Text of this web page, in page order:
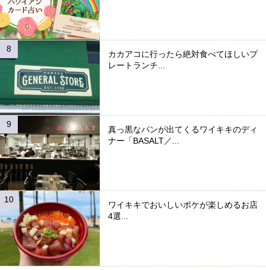
カカアコに行ったら絶対食べてほしいプ
レートランチ...
真っ黒なパンが出てくるワイキキのディ
ナー「BASALT／...
ワイキキでおいしいポケが楽しめるお店
4選...